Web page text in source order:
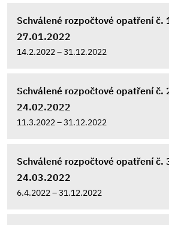
Schválené rozpočtové opatření č.
27.01.2022
14.2.2022 – 31.12.2022
Schválené rozpočtové opatření č.
24.02.2022
11.3.2022 – 31.12.2022
Schválené rozpočtové opatření č.
24.03.2022
6.4.2022 – 31.12.2022